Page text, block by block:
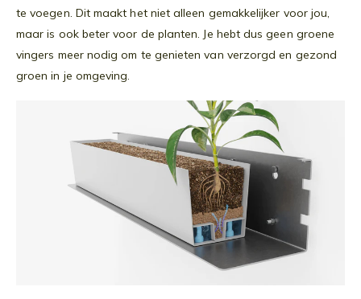
te voegen. Dit maakt het niet alleen gemakkelijker voor jou,
maar is ook beter voor de planten. Je hebt dus geen groene
vingers meer nodig om te genieten van verzorgd en gezond
groen in je omgeving.